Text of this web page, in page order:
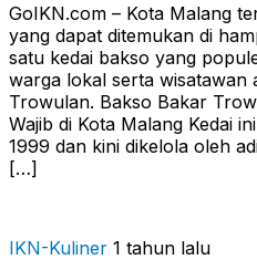
GoIKN.com – Kota Malang
yang dapat ditemukan di
satu kedai bakso yang
warga lokal serta wisatawan
Trowulan. Bakso Bakar
Wajib di Kota Malang Kedai
1999 dan kini dikelola oleh
[…]
IKN-Kuliner 1 tahun lalu